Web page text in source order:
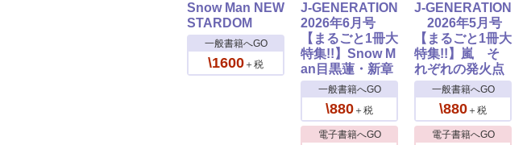
Snow Man NEW
STARDOM
一般書籍へGO
\1600 ＋税
J-GENERATION
2026年6月号
【まるごと1冊大
特集!!】Snow M
an目黒蓮・新章
一般書籍へGO
\880 ＋税
電子書籍へGO
J-GENERATION
2026年5月号
【まるごと1冊大
特集!!】嵐 そ
れぞれの発火点
一般書籍へGO
\880 ＋税
電子書籍へGO